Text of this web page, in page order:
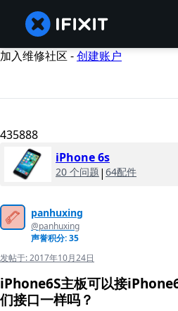
加入维修社区 -创建账户
435888
iPhone 6s
20 个问题 | 64配件
panhuxing
@panhuxing
声誉积分: 35
发帖于:2017年10月24日
iPhone6S主板可以接
们接口一样吗？